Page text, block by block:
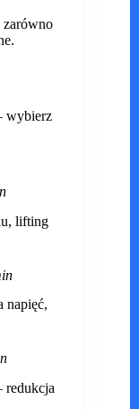
wybierz
lifting
napięć,